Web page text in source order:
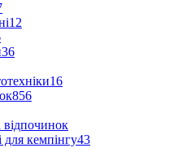
12
36
16
856
відпочинок
кемпінгу43